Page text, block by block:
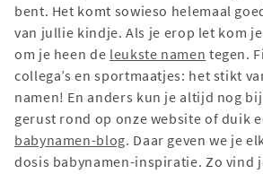
bent. Het komt sowieso helemaal
van jullie kindje. Als je erop let kom
om je heen de leukste namen tegen.
collega’s en sportmaatjes: het stikt
namen! En anders kun je altijd nog
gerust rond op onze website of duik
babynamen-blog. Daar geven we je
dosis babynamen-inspiratie. Zo vind